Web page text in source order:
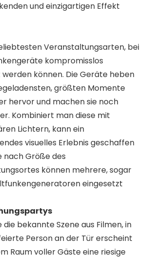
und einzigartigen Effekt
Veranstaltungsarten, bei
kompromisslos
können. Die Geräte heben
größten Momente
hervor und machen sie noch
Kombiniert man diese mit
Lichtern, kann ein
visuelles Erlebnis geschaffen
nach Größe des
können mehrere, sogar
eingesetzt
die bekannte Szene aus Filmen, in
Person an der Tür erscheint
Raum voller Gäste eine riesige